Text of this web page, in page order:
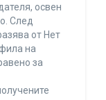
освен
След
от Нет
на
за